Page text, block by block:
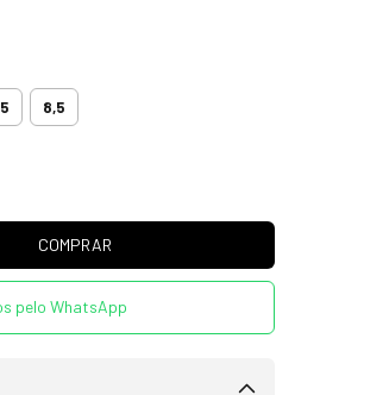
8,5
pelo WhatsApp